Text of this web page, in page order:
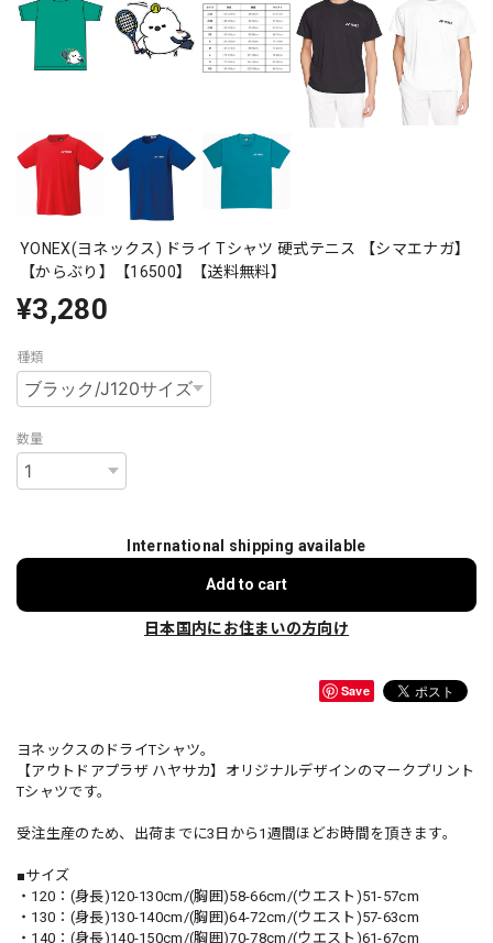
YONEX(ヨネックス) ドライ Tシャツ 硬式テニス 【シマエナガ】
【からぶり】【16500】【送料無料】
¥3,280
種類
数量
International shipping available
Add to cart
日本国内にお住まいの方向け
Save
ヨネックスのドライTシャツ。
【アウトドアプラザ ハヤサカ】オリジナルデザインのマークプリント
Tシャツです。
受注生産のため、出荷までに3日から1週間ほどお時間を頂きます。
■サイズ
・120：(身長)120-130cm/(胸囲)58-66cm/(ウエスト)51-57cm
・130：(身長)130-140cm/(胸囲)64-72cm/(ウエスト)57-63cm
・140：(身長)140-150cm/(胸囲)70-78cm/(ウエスト)61-67cm